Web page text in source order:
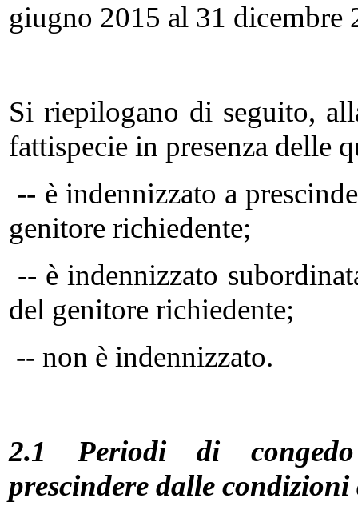
giugno 2015 al 31 dicembre
Si riepilogano di seguito,
fattispecie in presenza delle
-- è indennizzato a
genitore richiedente;
-- è indennizzato
del genitore richiedente;
-- non è indennizzato.
2.1 Periodi di
prescindere dalle